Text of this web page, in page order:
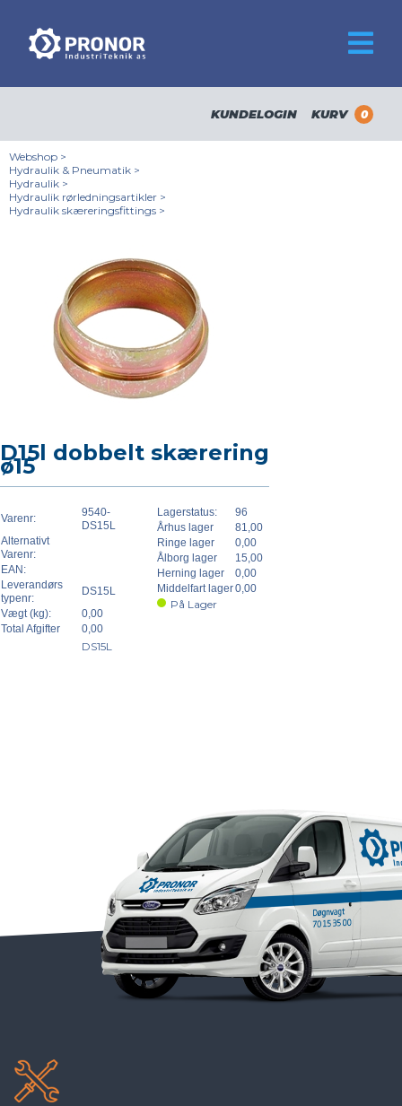
KUNDELOGIN KURV 0
Webshop >
Hydraulik & Pneumatik >
Hydraulik >
Hydraulik rørledningsartikler >
Hydraulik skæreringsfittings >
D15l dobbelt skærering
ø15
Varenr:
9540-
DS15L
Alternativt
Varenr:
EAN:
Leverandørs
typenr:
DS15L
Vægt (kg):
0,00
Total Afgifter
0,00
DS15L
Lagerstatus:
96
Århus lager
81,00
Ringe lager
0,00
Ålborg lager
15,00
Herning lager
0,00
Middelfart lager0,00
På Lager